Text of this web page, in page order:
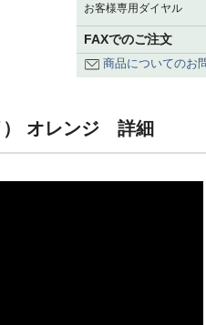
お客様専用ダイヤル
FAXでのご注文
商品についてのお
） オレンジ 詳細